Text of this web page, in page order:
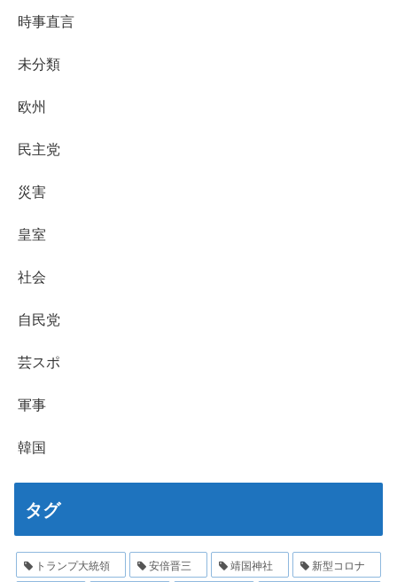
時事直言
未分類
欧州
民主党
災害
皇室
社会
自民党
芸スポ
軍事
韓国
タグ
トランプ大統領 安倍晋三 靖国神社
新型コロナ